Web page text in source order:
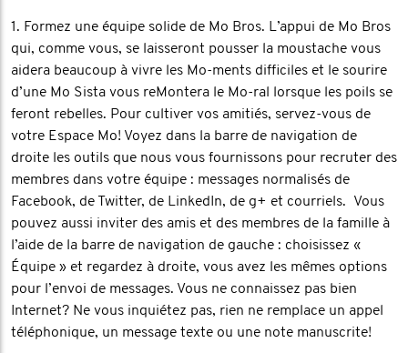
1. Formez une équipe solide de Mo Bros. L’appui de Mo Bros
qui, comme vous, se laisseront pousser la moustache vous
aidera beaucoup à vivre les Mo-ments difficiles et le sourire
d’une Mo Sista vous reMontera le Mo-ral lorsque les poils se
feront rebelles. Pour cultiver vos amitiés, servez-vous de
votre Espace Mo! Voyez dans la barre de navigation de
droite les outils que nous vous fournissons pour recruter des
membres dans votre équipe : messages normalisés de
Facebook, de Twitter, de LinkedIn, de g+ et courriels. Vous
pouvez aussi inviter des amis et des membres de la famille à
l’aide de la barre de navigation de gauche : choisissez «
Équipe » et regardez à droite, vous avez les mêmes options
pour l’envoi de messages. Vous ne connaissez pas bien
Internet? Ne vous inquiétez pas, rien ne remplace un appel
téléphonique, un message texte ou une note manuscrite!